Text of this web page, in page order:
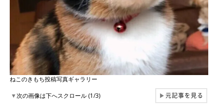
ねこのきもち投稿写真ギャラリー
▼次の画像は下へスクロール (1/3) ▶元記事を見る